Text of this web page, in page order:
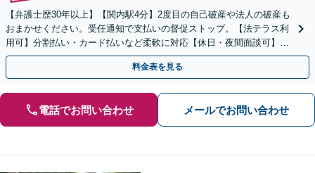
【弁護士歴30年以上】【関内駅4分】2度目の自己破産や法人の破産も
おまかせください。受任通知で支払いの督促ストップ。【法テラス利
用可】分割払い・カード払いなど柔軟に対応【休日・夜間面談可】
【電話／メール／ビデオ面談可】
料金表を見る
電話でお問い合わせ メールでお問い合わせ